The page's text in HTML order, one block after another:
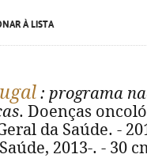
À LISTA
: programa
. Doenças
da Saúde. -
2013-. - 30